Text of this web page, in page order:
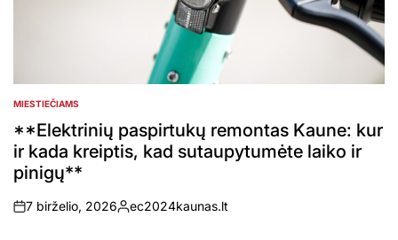
POSTED
MIESTIEČIAMS
**Elektrinių paspirtukų remontas Kaune: kur
ir kada kreiptis, kad sutaupytumėte laiko ir
pinigų**
on
7 birželio, 2026
Posted
ec2024kaunas.lt